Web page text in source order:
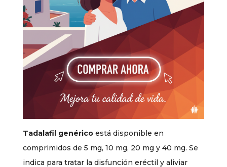
Tadalafil genéricoestá disponible en
comprimidos de 5 mg, 10 mg, 20 mg y 40 mg. Se
indica para tratar la disfunción eréctil y aliviar